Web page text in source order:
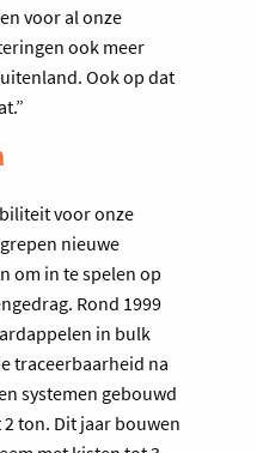
voor al onze
ook meer
Ook op dat
voor onze
nieuwe
om in te spelen op
Rond 1999
in bulk
traceerbaarheid na
systemen gebouwd
ton. Dit jaar bouwen